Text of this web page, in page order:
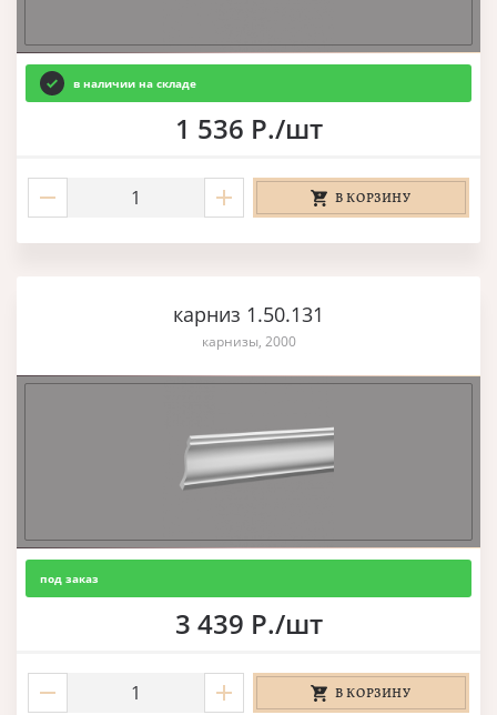
в наличии на складе
1 536 Р./шт
В КОРЗИНУ
карниз 1.50.131
карнизы, 2000
под заказ
3 439 Р./шт
В КОРЗИНУ